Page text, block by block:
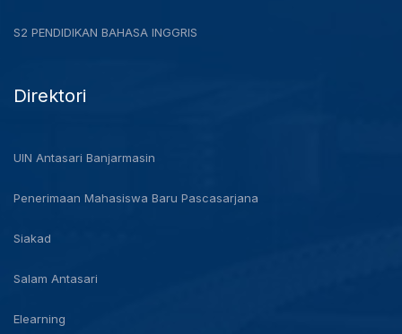
S2 PENDIDIKAN BAHASA INGGRIS
Direktori
UIN Antasari Banjarmasin
Penerimaan Mahasiswa Baru Pascasarjana
Siakad
Salam Antasari
Elearning